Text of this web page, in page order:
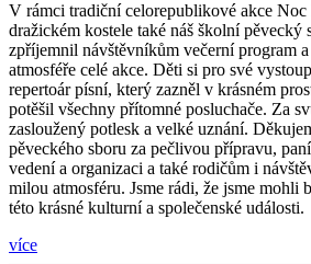
V rámci tradiční celorepublikové akce
dražickém kostele také náš školní pěvecký
zpříjemnil návštěvníkům večerní program
atmosféře celé akce. Děti si pro své
repertoár písní, který zazněl v krásném
potěšil všechny přítomné posluchače. Za
zasloužený potlesk a velké uznání.
pěveckého sboru za pečlivou přípravu,
vedení a organizaci a také rodičům i
milou atmosféru. Jsme rádi, že jsme mohli
této krásné kulturní a společenské události.
více